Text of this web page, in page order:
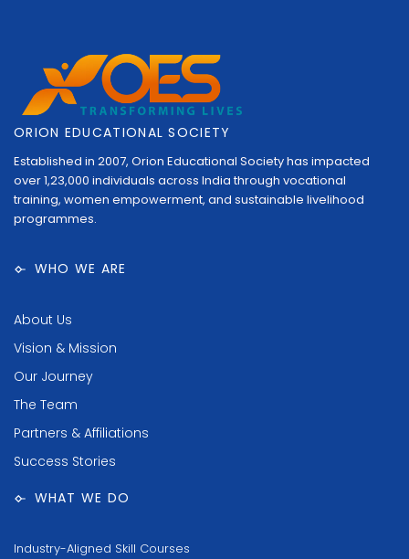
ORION EDUCATIONAL SOCIETY
Established in 2007, Orion Educational Society has impacted
over 1,23,000 individuals across India through vocational
training, women empowerment, and sustainable livelihood
programmes.
WHO WE ARE
About Us
Vision & Mission
Our Journey
The Team
Partners & Affiliations
Success Stories
WHAT WE DO
Industry-Aligned Skill Courses